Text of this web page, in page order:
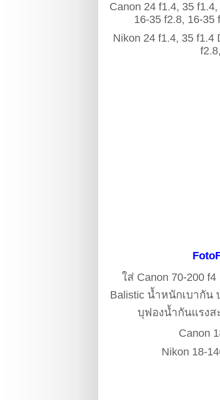
Canon 24 f1.4, 35
16-35 f2.8, 16-35
Nikon 24 f1.4, 35 f1.4
ใส่ Canon 70-200
Balistic น้ำหนักเบากั
บุฟองน้ำกันแรง
Canon
Nikon 18-